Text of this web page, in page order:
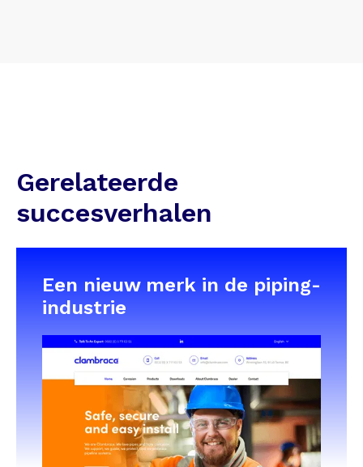
Gerelateerde
succesverhalen
Een nieuw merk in de piping-
industrie